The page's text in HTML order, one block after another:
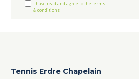
I have read and agree to the terms
& conditions
Tennis Erdre Chapelain